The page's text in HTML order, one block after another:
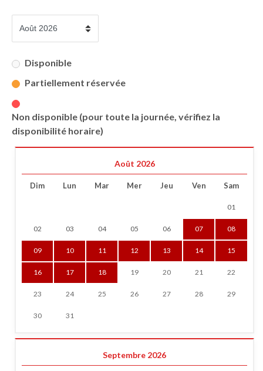
Disponible
Partiellement réservée
Non disponible (pour toute la journée, vérifiez la
disponibilité horaire)
Août 2026
Dim Lun Mar Mer Jeu Ven Sam
01
02 03 04 05 06 07 08
09 10 11 12 13 14 15
16 17 18 19 20 21 22
23 24 25 26 27 28 29
30 31
Septembre 2026